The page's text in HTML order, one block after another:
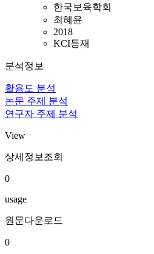
한국보육학회
최혜윤
2018
KCI등재
분석정보
활용도 분석
논문 주제 분석
연구자 주제 분석
View
상세정보조회
0
usage
원문다운로드
0